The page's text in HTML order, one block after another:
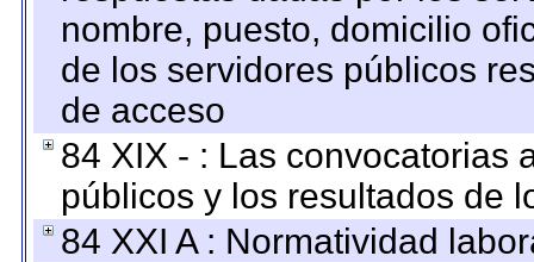
nombre, puesto, domicilio
de los servidores públicos
de acceso
84 XIX - : Las convocatorias
públicos y los resultados de
84 XXI A : Normatividad